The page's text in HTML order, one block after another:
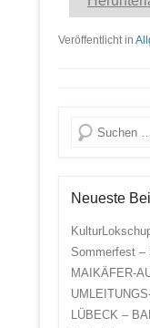
Veröffentlicht in
Suche
Neueste
Sommerfest –
MAIKÄFER-
LÜBECK –